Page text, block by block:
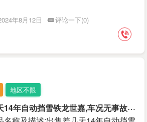
年8月12日
评论一下(0)
地区不限
1
.48万元/出售差几天14年自动挡雪铁龙世嘉,车况无事故￥